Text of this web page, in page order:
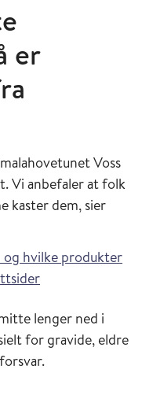
er
Voss
Vi anbefaler at folk
kaster dem, sier
og hvilke produkter
lenger ned i
for gravide, eldre